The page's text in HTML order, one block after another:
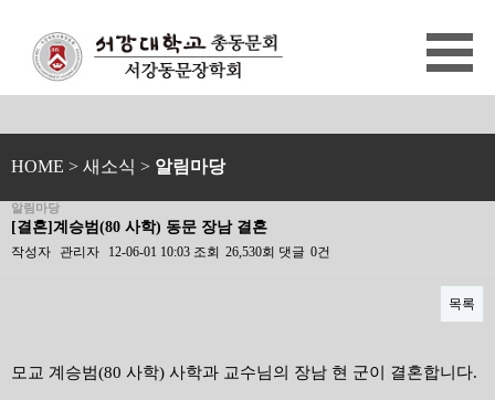
HOME > 새소식 > 알림마당
알림마당
[결혼]계승범(80 사학) 동문 장남 결혼
작성자 관리자 12-06-01 10:03 조회 26,530회 댓글 0건
목록
모교 계승범(80 사학) 사학과 교수님의 장남 현 군이 결혼합니다.